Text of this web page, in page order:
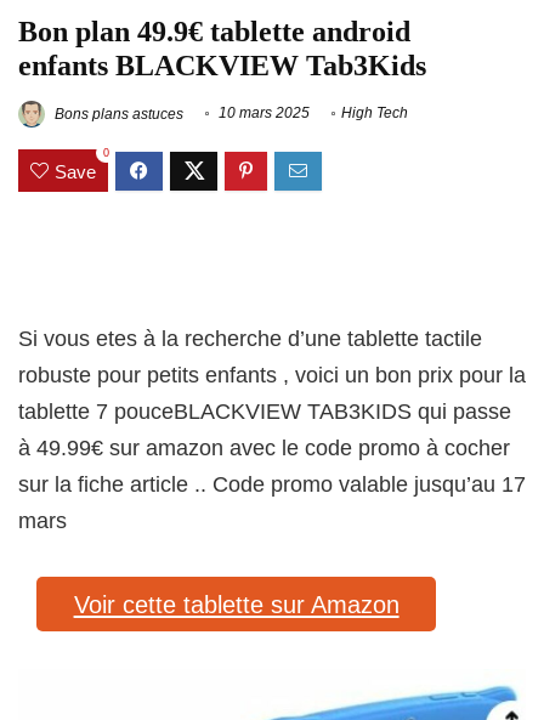
Bon plan 49.9€ tablette android
enfants BLACKVIEW Tab3Kids
Bons plans astuces 10 mars 2025 High Tech
Save
0
Si vous etes à la recherche d’une tablette tactile
robuste pour petits enfants , voici un bon prix pour la
tablette 7 pouceBLACKVIEW TAB3KIDS qui passe
à 49.99€ sur amazon avec le code promo à cocher
sur la fiche article .. Code promo valable jusqu’au 17
mars
Voir cette tablette sur Amazon